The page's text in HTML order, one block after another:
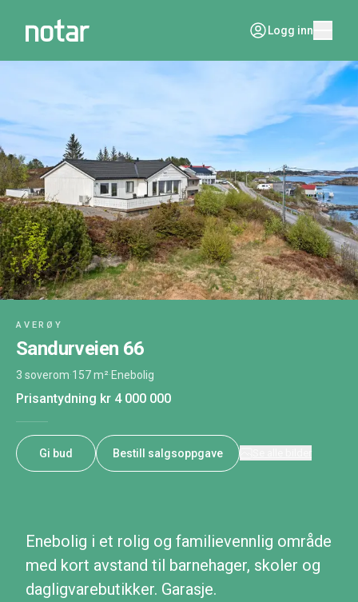
Logg inn
AVERØY
Sandurveien 66
3 soverom·157 m²·Enebolig
Prisantydning kr 4 000 000
Gi bud Bestill salgsoppgave
Enebolig i et rolig og familievennlig område
med kort avstand til barnehager, skoler og
dagligvarebutikker. Garasje.